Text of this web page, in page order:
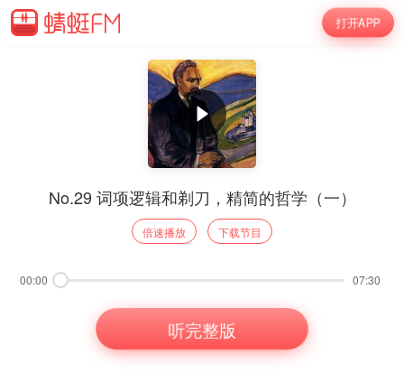
打开APP
No.29 词项逻辑和剃刀，精简的哲学（一）
倍速播放 下载节目
00:00 07:30
听完整版